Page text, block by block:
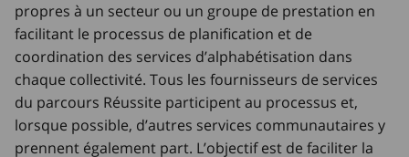
propres à un secteur ou un groupe de prestation en
facilitant le processus de planification et de
coordination des services d’alphabétisation dans
chaque collectivité. Tous les fournisseurs de services
du parcours Réussite participent au processus et,
lorsque possible, d’autres services communautaires y
prennent également part. L’objectif est de faciliter la